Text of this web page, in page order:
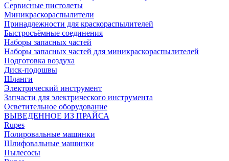
Сервисные пистолеты
Миникраскораспылители
Принадлежности для краскораспылителей
Быстросъёмные соединения
Наборы запасных частей
Наборы запасных частей для миникраскораспылителей
Подготовка воздуха
Диск-подошвы
Шланги
Электрический инструмент
Запчасти для электрического инструмента
Осветительное оборудование
ВЫВЕДЕННОЕ ИЗ ПРАЙСА
Rupes
Полировальные машинки
Шлифовальные машинки
Пылесосы